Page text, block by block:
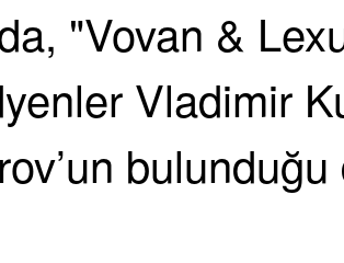
"Vovan &
Vladimir